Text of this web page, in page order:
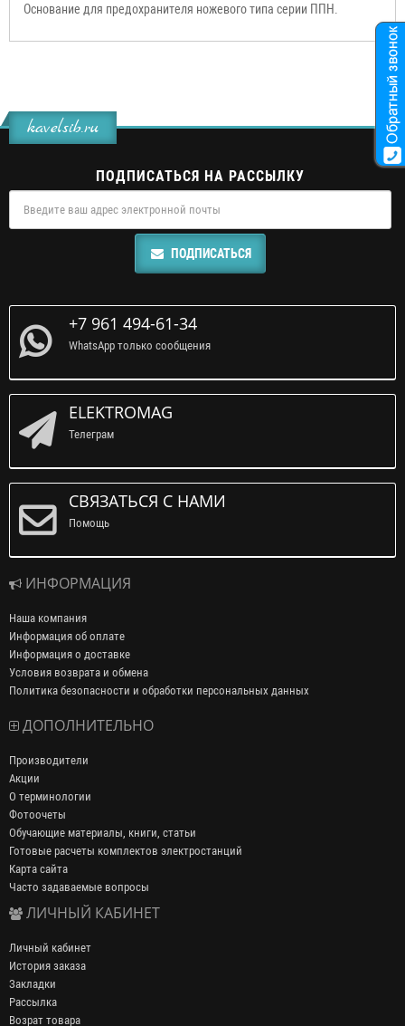
Основание для предохранителя ножевого типа серии ППН.
kavelsib.ru
ПОДПИСАТЬСЯ НА РАССЫЛКУ
ПОДПИСАТЬСЯ
+7 961 494-61-34
WhatsApp только сообщения
ELEKTROMAG
Телеграм
СВЯЗАТЬСЯ С НАМИ
Помощь
ИНФОРМАЦИЯ
Наша компания
Информация об оплате
Информация о доставке
Условия возврата и обмена
Политика безопасности и обработки персональных данных
ДОПОЛНИТЕЛЬНО
Производители
Акции
О терминологии
Фотоочеты
Обучающие материалы, книги, статьи
Готовые расчеты комплектов электростанций
Карта сайта
Часто задаваемые вопросы
ЛИЧНЫЙ КАБИНЕТ
Личный кабинет
История заказа
Закладки
Рассылка
Возрат товара